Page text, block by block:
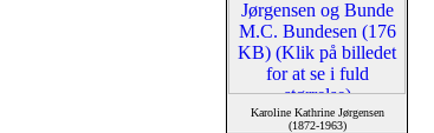
Karoline Kathrine Jørgensen
(1872-1963)